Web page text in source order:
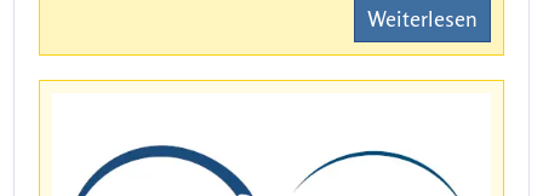
Weiterlesen